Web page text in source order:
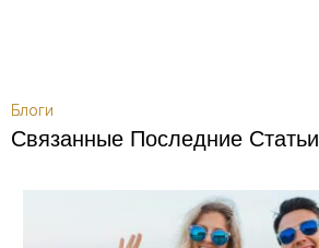
Блоги
Связанные Последние Статьи